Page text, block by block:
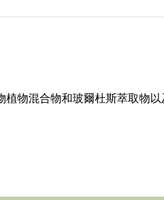
物混合物和玻爾杜斯萃取物